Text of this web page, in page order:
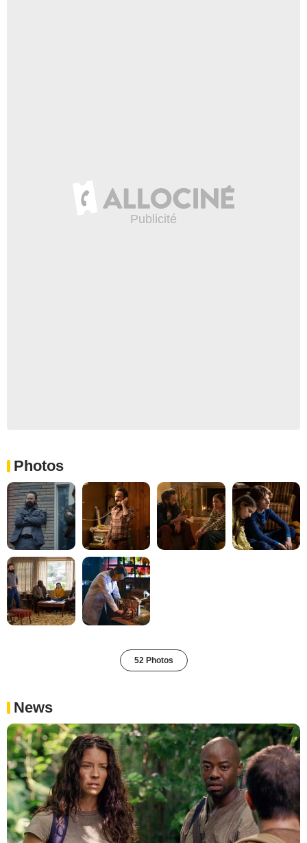
Photos
52 Photos
News